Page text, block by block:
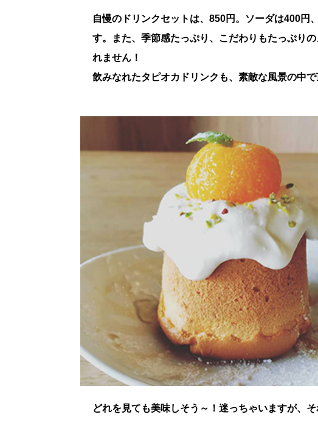
自慢のドリンクセットは、850円。ソーダは400円
す。また、季節感たっぷり、こだわりもたっぷり
れません！
飲みなれたタピオカドリンクも、素敵な風景の中で
どれを見ても美味しそう～！迷っちゃいますが、